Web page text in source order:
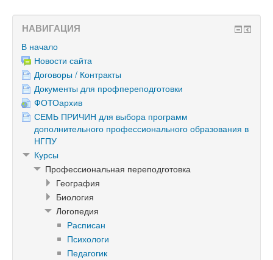
НАВИГАЦИЯ
В начало
Новости сайта
Договоры / Контракты
Документы для профпереподготовки
ФОТОархив
СЕМЬ ПРИЧИН для выбора программ
дополнительного профессионального образования в
НГПУ
Курсы
Профессиональная переподготовка
География
Биология
Логопедия
Расписан
Психологи
Педагогик